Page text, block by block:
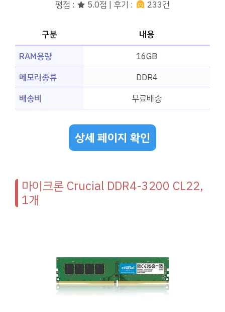
평점 : ★ 5.0점 | 후기 : 233건
구분
내용
RAM용량
16GB
메모리종류
DDR4
배송비
무료배송
상세 페이지 확인
마이크론 Crucial DDR4-3200 CL22,
1개